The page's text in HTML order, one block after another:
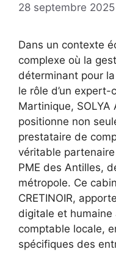
28 septembre 2025
Dans un contexte
complexe où la
déterminant pour
le rôle d’un
Martinique, SOLYA
positionne non
prestataire de
véritable
PME des Antilles,
métropole. Ce
CRETINOIR,
digitale et humaine
comptable locale,
spécifiques des